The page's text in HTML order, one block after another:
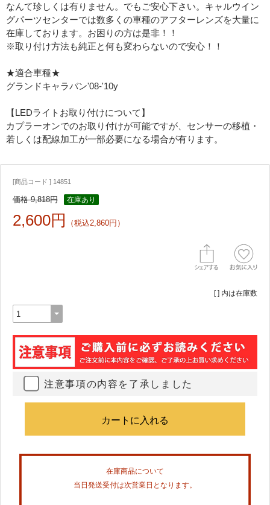
なんて珍しくは有りません。でもご安心下さい。キャルウイン
グパーツセンターでは数多くの車種のアフターレンズを大量に
在庫しております。お困りの方は是非！！
※取り付け方法も純正と何も変わらないので安心！！
★適合車種★
グランドキャラバン'08-'10y
【LEDライトお取り付けについて】
カプラーオンでのお取り付けが可能ですが、センサーの移植・
若しくは配線加工が一部必要になる場合が有ります。
[商品コード ] 14851
価格 9,818円 在庫あり
2,600円 （税込2,860円）
[ ] 内は在庫数
注意事項の内容を了承しました
在庫商品について
当日発送受付は次営業日となります。